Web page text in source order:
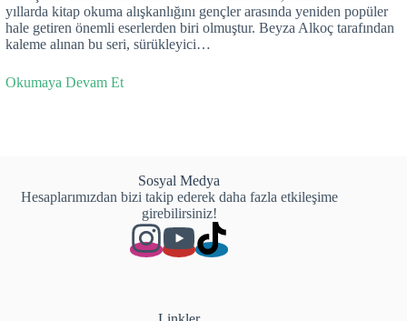
yıllarda kitap okuma alışkanlığını gençler arasında yeniden popüler
hale getiren önemli eserlerden biri olmuştur. Beyza Alkoç tarafından
kaleme alınan bu seri, sürükleyici…
Okumaya Devam Et
Sosyal Medya
Hesaplarımızdan bizi takip ederek daha fazla etkileşime
girebilirsiniz!